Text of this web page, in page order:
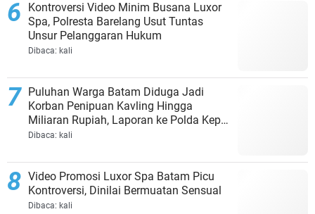
Kontroversi Video Minim Busana Luxor
Spa, Polresta Barelang Usut Tuntas
Unsur Pelanggaran Hukum
Dibaca: kali
Puluhan Warga Batam Diduga Jadi
Korban Penipuan Kavling Hingga
Miliaran Rupiah, Laporan ke Polda Kepri
Jalan di Tempat?
Dibaca: kali
Video Promosi Luxor Spa Batam Picu
Kontroversi, Dinilai Bermuatan Sensual
Dibaca: kali